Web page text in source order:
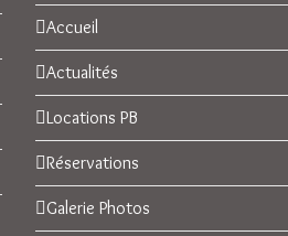
Accueil
Actualités
Locations PB
Réservations
Galerie Photos